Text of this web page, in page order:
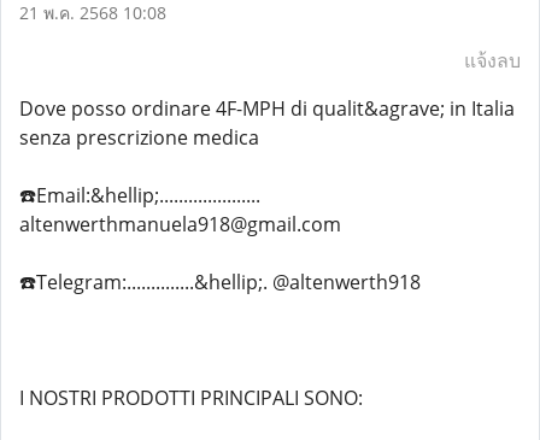
21 พ.ค. 2568 10:08
แจ้งลบ
Dove posso ordinare 4F-MPH di qualit&agrave; in Italia
senza prescrizione medica
☎️Email:&hellip;.....................
altenwerthmanuela918@gmail.com
☎️Telegram:..............&hellip;. @altenwerth918
I NOSTRI PRODOTTI PRINCIPALI SONO: